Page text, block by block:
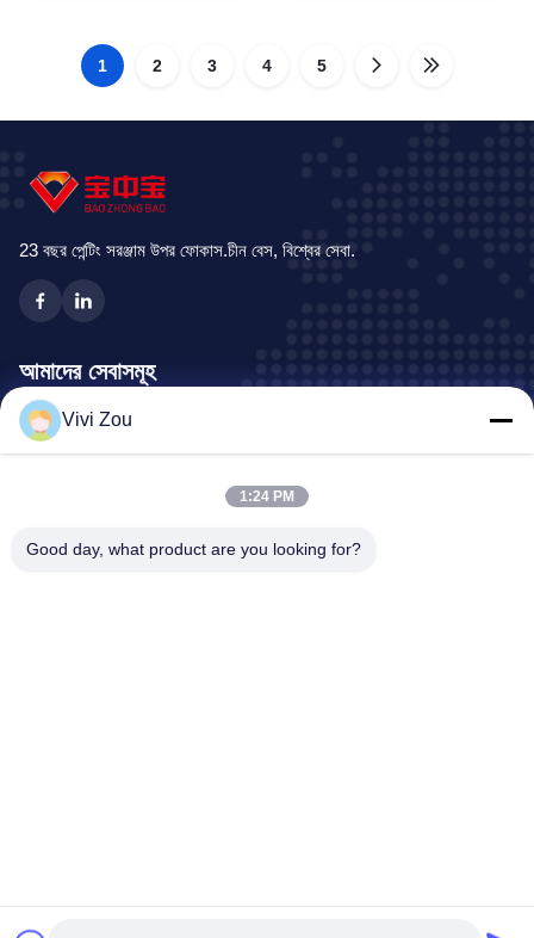
industrial product.All equipment
is customized for your product
requirement. Maint Process:
seam sealing-- middle coating--
surface coating and drying--
automation and low energy
designed
1 2 3 4 5
23 বছর পেন্টিং সরঞ্জাম উপর ফোকাস.চীন বেস, বিশ্বের সেবা.
আমাদের সেবাসমূহ
যানবাহন পেইন্টিং উত্পাদন লাইন
Vivi Zou
1:24 PM
Good day, what product are you looking for?